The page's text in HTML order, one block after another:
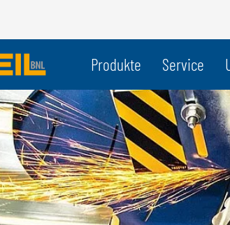
Sprache / Ihr Land
ESPAÑOL
POLSKI
ČESKÝ
BELGIEN
GÖWEIL
FRANÇAIS
DEUTSCH
Produkte Service